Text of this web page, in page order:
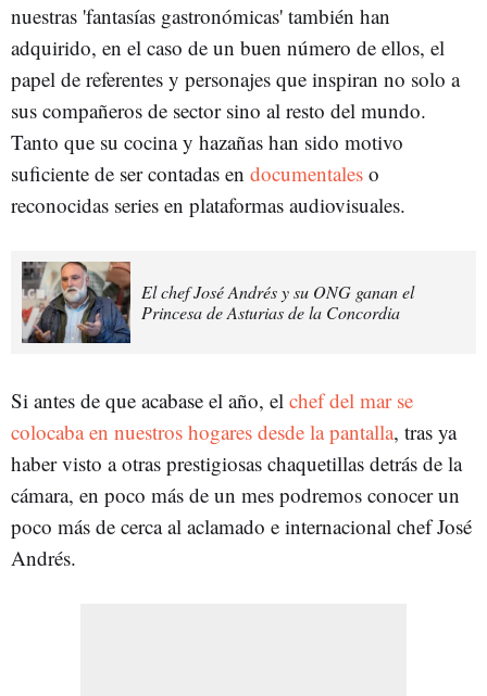
nuestras 'fantasías gastronómicas' también han
adquirido, en el caso de un buen número de ellos, el
papel de referentes y personajes que inspiran no solo a
sus compañeros de sector sino al resto del mundo.
Tanto que su cocina y hazañas han sido motivo
suficiente de ser contadas en documentales o
reconocidas series en plataformas audiovisuales.
El chef José Andrés y su ONG ganan el
Princesa de Asturias de la Concordia
Si antes de que acabase el año, el chef del mar se
colocaba en nuestros hogares desde la pantalla, tras ya
haber visto a otras prestigiosas chaquetillas detrás de la
cámara, en poco más de un mes podremos conocer un
poco más de cerca al aclamado e internacional chef José
Andrés.